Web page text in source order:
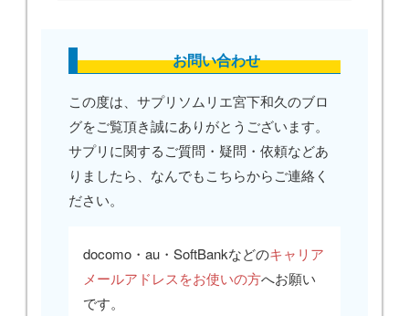
お問い合わせ
この度は、サプリソムリエ宮下和久のブロ
グをご覧頂き誠にありがとうございます。
サプリに関するご質問・疑問・依頼などあ
りましたら、なんでもこちらからご連絡く
ださい。
docomo・au・SoftBankなどのキャリア
メールアドレスをお使いの方へお願い
です。